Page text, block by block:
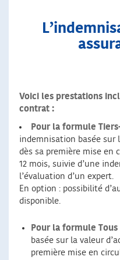
Voici les prestations
contrat :
Pour la formule
indemnisation basée sur
dès sa première mise en
12 mois, suivie d’une
l’évaluation d’un expert.
En option : possibilité
disponible.
Pour la formule Tous
basée sur la valeur
première mise en